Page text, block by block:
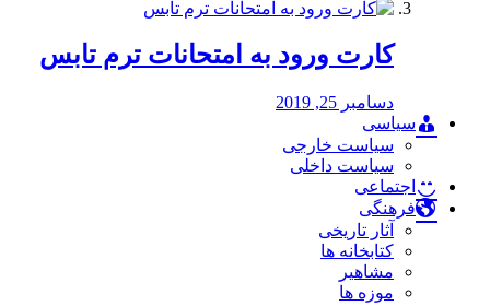
کارت ورود به امتحانات ترم تابس
دسامبر 25, 2019
سیاسی
سیاست خارجی
سیاست داخلی
اجتماعی
فرهنگی
آثار تاریخی
کتابخانه ها
مشاهیر
موزه ها